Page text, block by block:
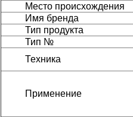
Место происхождения
Имя бренда
Тип продукта
Тип №
Техника
Применение